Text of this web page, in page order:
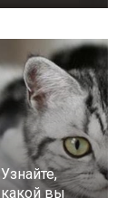
Узнайте,
какой вы